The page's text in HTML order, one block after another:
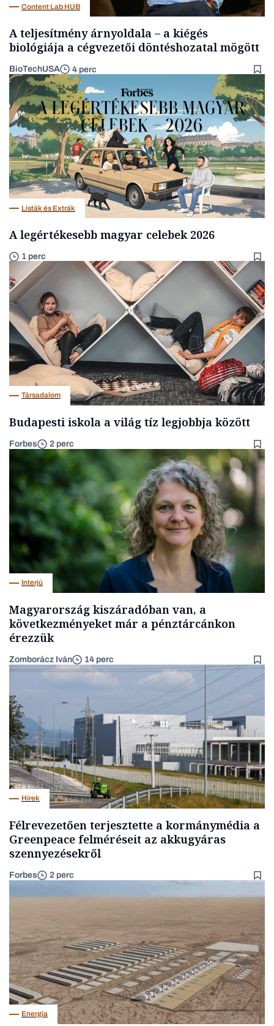
Content Lab HUB
A teljesítmény árnyoldala – a kiégés
biológiája a cégvezetői döntéshozatal mögött
BioTechUSA 4 perc
Listák és Extrák
A legértékesebb magyar celebek 2026
1 perc
Társadalom
Budapesti iskola a világ tíz legjobbja között
Forbes 2 perc
Interjú
Magyarország kiszáradóban van, a
következményeket már a pénztárcánkon
érezzük
Zomborácz Iván 14 perc
Hírek
Félrevezetően terjesztette a kormánymédia a
Greenpeace felméréseit az akkugyáras
szennyezésekről
Forbes 2 perc
Energia